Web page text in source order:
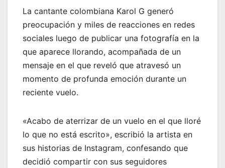
La cantante colombiana Karol G generó
preocupación y miles de reacciones en redes
sociales luego de publicar una fotografía en la
que aparece llorando, acompañada de un
mensaje en el que reveló que atravesó un
momento de profunda emoción durante un
reciente vuelo.
«Acabo de aterrizar de un vuelo en el que lloré
lo que no está escrito», escribió la artista en
sus historias de Instagram, confesando que
decidió compartir con sus seguidores